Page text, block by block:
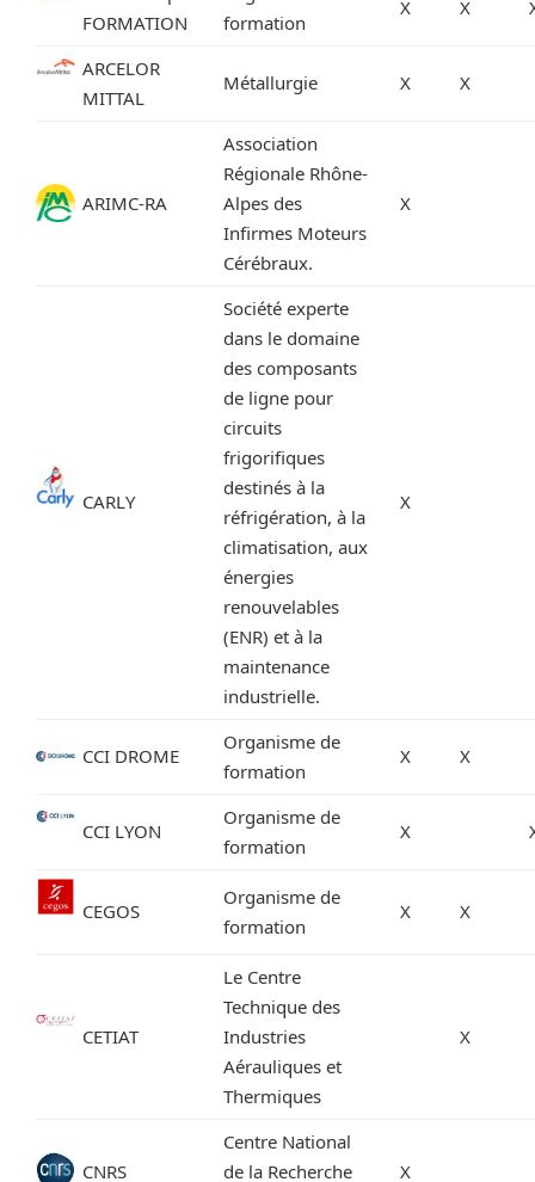
FORMATION
formation
X X
ARCELOR
MITTAL
Métallurgie X X
ARIMC-RA
Association
Régionale Rhône-
Alpes des
Infirmes Moteurs
Cérébraux.
X
CARLY
Société experte
dans le domaine
des composants
de ligne pour
circuits
frigorifiques
destinés à la
réfrigération, à la
climatisation, aux
énergies
renouvelables
(ENR) et à la
maintenance
industrielle.
X
CCI DROME
Organisme de
formation
X X
CCI LYON
Organisme de
formation
X
CEGOS
Organisme de
formation
X X
CETIAT
Le Centre
Technique des
Industries
Aérauliques et
Thermiques
X
CNRS
Centre National
de la Recherche
X